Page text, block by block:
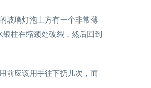
玻璃灯泡上方有一个非常薄
柱在缩颈处破裂，然后回到
前应该用手往下扔几次，而